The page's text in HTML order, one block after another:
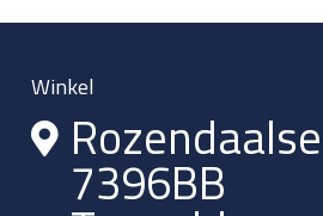
Winkel
7396BB